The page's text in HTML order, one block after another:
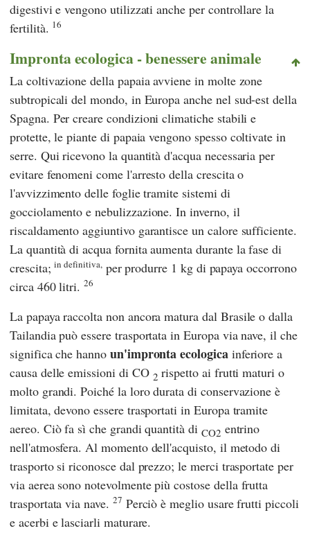
digestivi e vengono utilizzati anche per controllare la
fertilità. 16
Impronta ecologica - benessere animale
La coltivazione della papaia avviene in molte zone
subtropicali del mondo, in Europa anche nel sud-est della
Spagna. Per creare condizioni climatiche stabili e
protette, le piante di papaia vengono spesso coltivate in
serre. Qui ricevono la quantità d'acqua necessaria per
evitare fenomeni come l'arresto della crescita o
l'avvizzimento delle foglie tramite sistemi di
gocciolamento e nebulizzazione. In inverno, il
riscaldamento aggiuntivo garantisce un calore sufficiente.
La quantità di acqua fornita aumenta durante la fase di
crescita;in definitiva,per produrre 1 kg di papaya occorrono
circa 460 litri.26
La papaya raccolta non ancora matura dal Brasile o dalla
Tailandia può essere trasportata in Europa via nave, il che
significa che hanno un'impronta ecologicainferiore a
causa delle emissioni di CO 2 rispetto ai frutti maturi o
molto grandi. Poiché la loro durata di conservazione è
limitata, devono essere trasportati in Europa tramite
aereo. Ciò fa sì che grandi quantità di CO2 entrino
nell'atmosfera. Al momento dell'acquisto, il metodo di
trasporto si riconosce dal prezzo; le merci trasportate per
via aerea sono notevolmente più costose della frutta
trasportata via nave. 27 Perciò è meglio usare frutti piccoli
e acerbi e lasciarli maturare.